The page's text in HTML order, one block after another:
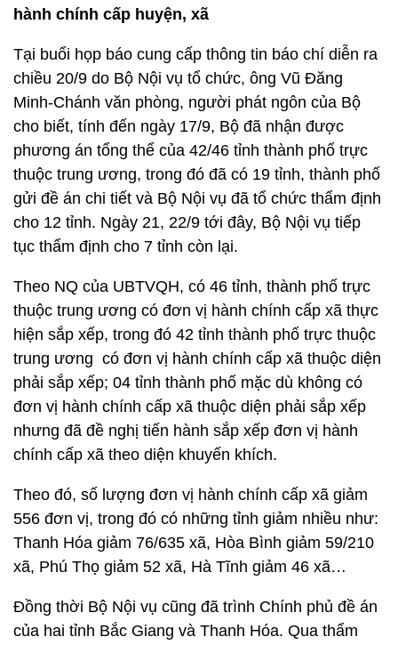
hành chính cấp huyện, xã
Tại buổi họp báo cung cấp thông tin báo chí diễn ra
chiều 20/9 do Bộ Nội vụ tổ chức, ông Vũ Đăng
Minh-Chánh văn phòng, người phát ngôn của Bộ
cho biết, tính đến ngày 17/9, Bộ đã nhận được
phương án tổng thể của 42/46 tỉnh thành phố trực
thuộc trung ương, trong đó đã có 19 tỉnh, thành phố
gửi đề án chi tiết và Bộ Nội vụ đã tổ chức thẩm định
cho 12 tỉnh. Ngày 21, 22/9 tới đây, Bộ Nội vụ tiếp
tục thẩm định cho 7 tỉnh còn lại.
Theo NQ của UBTVQH, có 46 tỉnh, thành phố trực
thuộc trung ương có đơn vị hành chính cấp xã thực
hiện sắp xếp, trong đó 42 tỉnh thành phố trực thuộc
trung ương có đơn vị hành chính cấp xã thuộc diện
phải sắp xếp; 04 tỉnh thành phố mặc dù không có
đơn vị hành chính cấp xã thuộc diện phải sắp xếp
nhưng đã đề nghị tiến hành sắp xếp đơn vị hành
chính cấp xã theo diện khuyến khích.
Theo đó, số lượng đơn vị hành chính cấp xã giảm
556 đơn vị, trong đó có những tỉnh giảm nhiều như:
Thanh Hóa giảm 76/635 xã, Hòa Bình giảm 59/210
xã, Phú Thọ giảm 52 xã, Hà Tĩnh giảm 46 xã…
Đồng thời Bộ Nội vụ cũng đã trình Chính phủ đề án
của hai tỉnh Bắc Giang và Thanh Hóa. Qua thẩm